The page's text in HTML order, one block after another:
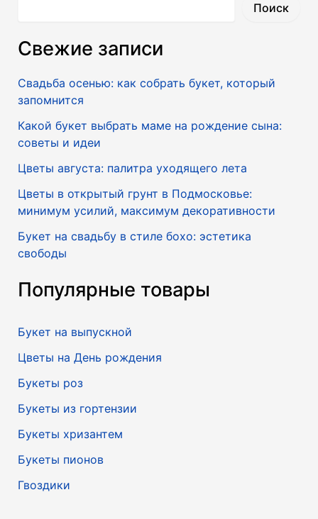
Поиск
Свежие записи
Свадьба осенью: как собрать букет, который
запомнится
Какой букет выбрать маме на рождение сына:
советы и идеи
Цветы августа: палитра уходящего лета
Цветы в открытый грунт в Подмосковье:
минимум усилий, максимум декоративности
Букет на свадьбу в стиле бохо: эстетика
свободы
Популярные товары
Букет на выпускной
Цветы на День рождения
Букеты роз
Букеты из гортензии
Букеты хризантем
Букеты пионов
Гвоздики